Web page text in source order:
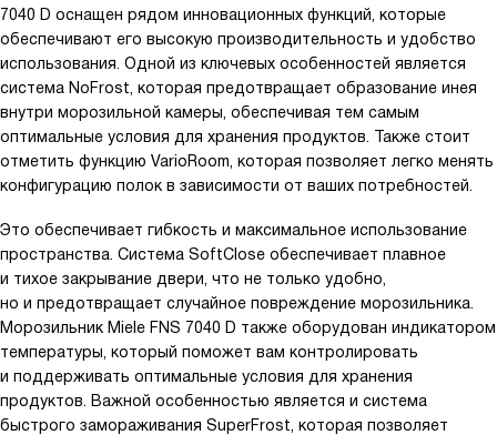
7040 D оснащен рядом инновационных функций, которые
обеспечивают его высокую производительность и удобство
использования. Одной из ключевых особенностей является
система NoFrost, которая предотвращает образование инея
внутри морозильной камеры, обеспечивая тем самым
оптимальные условия для хранения продуктов. Также стоит
отметить функцию VarioRoom, которая позволяет легко менять
конфигурацию полок в зависимости от ваших потребностей.
Это обеспечивает гибкость и максимальное использование
пространства. Система SoftClose обеспечивает плавное
и тихое закрывание двери, что не только удобно,
но и предотвращает случайное повреждение морозильника.
Морозильник Miele FNS 7040 D также оборудован индикатором
температуры, который поможет вам контролировать
и поддерживать оптимальные условия для хранения
продуктов. Важной особенностью является и система
быстрого замораживания SuperFrost, которая позволяет